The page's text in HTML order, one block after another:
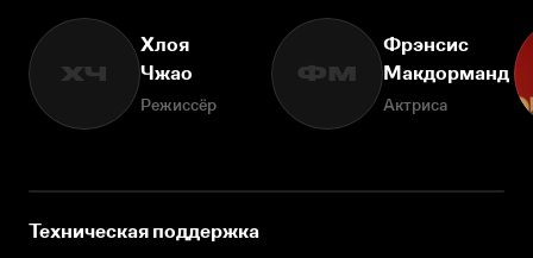
ХЧ
Хлоя
Чжао
Режиссёр
ФМ
Фрэнсис
Макдорманд
Актриса
Техническая поддержка